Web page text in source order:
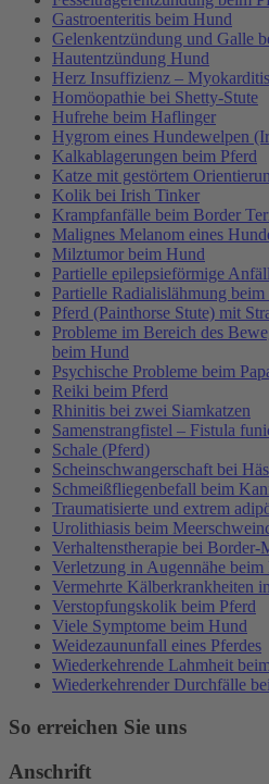
Gastroenteritis beim Hund
Gelenkentzündung und Galle
Hautentzündung Hund
Herz Insuffizienz – Myokarditis
Homöopathie bei Shetty-Stute
Hufrehe beim Haflinger
Hygrom eines Hundewelpen
Kalkablagerungen beim Pferd
Katze mit gestörtem
Kolik bei Irish Tinker
Krampfanfälle beim Border
Malignes Melanom eines
Milztumor beim Hund
Partielle epilepsieförmige
Partielle Radialislähmung
Pferd (Painthorse Stute) mit
Probleme im Bereich des
beim Hund
Psychische Probleme beim
Reiki beim Pferd
Rhinitis bei zwei Siamkatzen
Samenstrangfistel – Fistula
Schale (Pferd)
Scheinschwangerschaft bei
Schmeißfliegenbefall beim
Traumatisierte und extrem
Urolithiasis beim
Verhaltenstherapie bei
Verletzung in Augennähe beim
Vermehrte Kälberkrankheiten
Verstopfungskolik beim Pferd
Viele Symptome beim Hund
Weidezaununfall eines Pferdes
Wiederkehrende Lahmheit
Wiederkehrender Durchfälle
So erreichen Sie uns
Anschrift